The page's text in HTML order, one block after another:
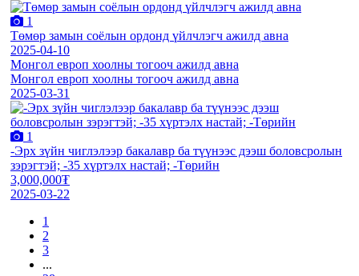
1
Төмөр замын соёлын ордонд үйлчлэгч ажилд авна
2025-04-10
Монгол европ хоолны тогооч ажилд авна
Монгол европ хоолны тогооч ажилд авна
2025-03-31
1
-Эрх зүйн чиглэлээр бакалавр ба түүнээс дээш боловсролын
зэрэгтэй; -35 хүртэлх настай; -Төрийн
3,000,000₮
2025-03-22
1
2
3
...